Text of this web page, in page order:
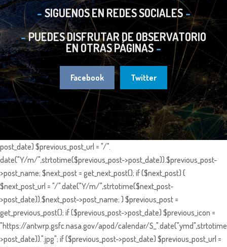
SIGUENOS EN REDES SOCIALES
PUEDES DISFRUTAR DE OBSERVATORIO
EN OTRAS PÁGINAS
Facebook Twitter
post_date) $previous_post_url = "/".
date("Y/m/",strtotime($previous_post->post_date)).$previous_post-
>post_name; $next_post = get_next_post(); if ($next_post) {
$next_post_url = "/".date("Y/m/",strtotime($next_post-
>post_date)).$next_post->post_name; } $previous_post =
get_previous_post(); if ($previous_post->post_date) $previous_icon =
"https://antwrp.gsfc.nasa.gov/apod/calendar/
>post_date)).".jpg"; if ($previous_post->post_date) $previous_post_url =